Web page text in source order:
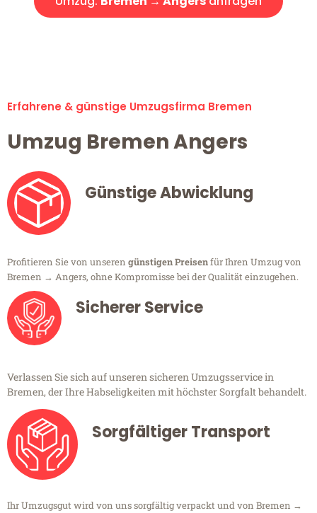
Erfahrene & günstige Umzugsfirma Bremen
Umzug Bremen Angers
Günstige Abwicklung
Profitieren Sie von unseren günstigen Preisenfür Ihren Umzug von
Bremen → Angers, ohne Kompromisse bei der Qualität einzugehen.
Sicherer Service
Verlassen Sie sich auf unseren sicheren Umzugsservice in
Bremen, der Ihre Habseligkeiten mit höchster Sorgfalt behandelt.
Sorgfältiger Transport
Ihr Umzugsgut wird von uns sorgfältig verpackt und von Bremen →